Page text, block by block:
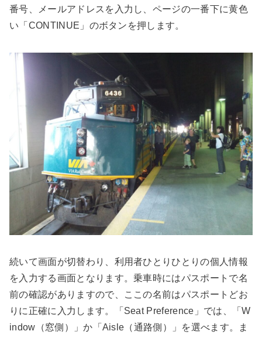
番号、メールアドレスを入力し、ページの一番下に黄色
い「CONTINUE」のボタンを押します。
続いて画面が切替わり、利用者ひとりひとりの個人情報
を入力する画面となります。乗車時にはパスポートで名
前の確認がありますので、ここの名前はパスポートどお
りに正確に入力します。「Seat Preference」では、「W
indow（窓側）」か「Aisle（通路側）」を選べます。ま